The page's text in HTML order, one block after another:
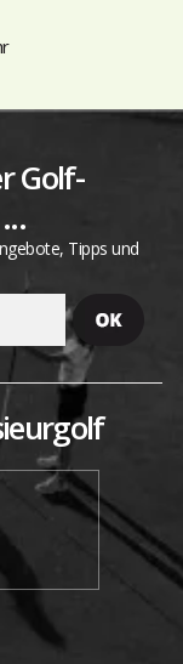
Golf-
Tipps und